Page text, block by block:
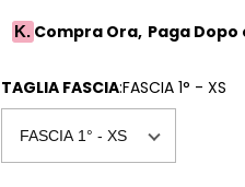
K. Compra Ora, Paga Dopo
TAGLIA FASCIA:FASCIA 1° - XS